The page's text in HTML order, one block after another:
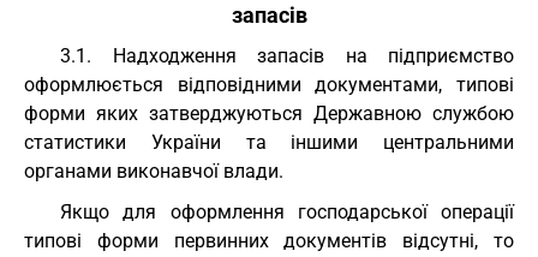
запасів
3.1. Надходження запасів на підприємство
оформлюється відповідними документами, типові
форми яких затверджуються Державною службою
статистики України та іншими центральними
органами виконавчої влади.
Якщо для оформлення господарської операції
типові форми первинних документів відсутні, то